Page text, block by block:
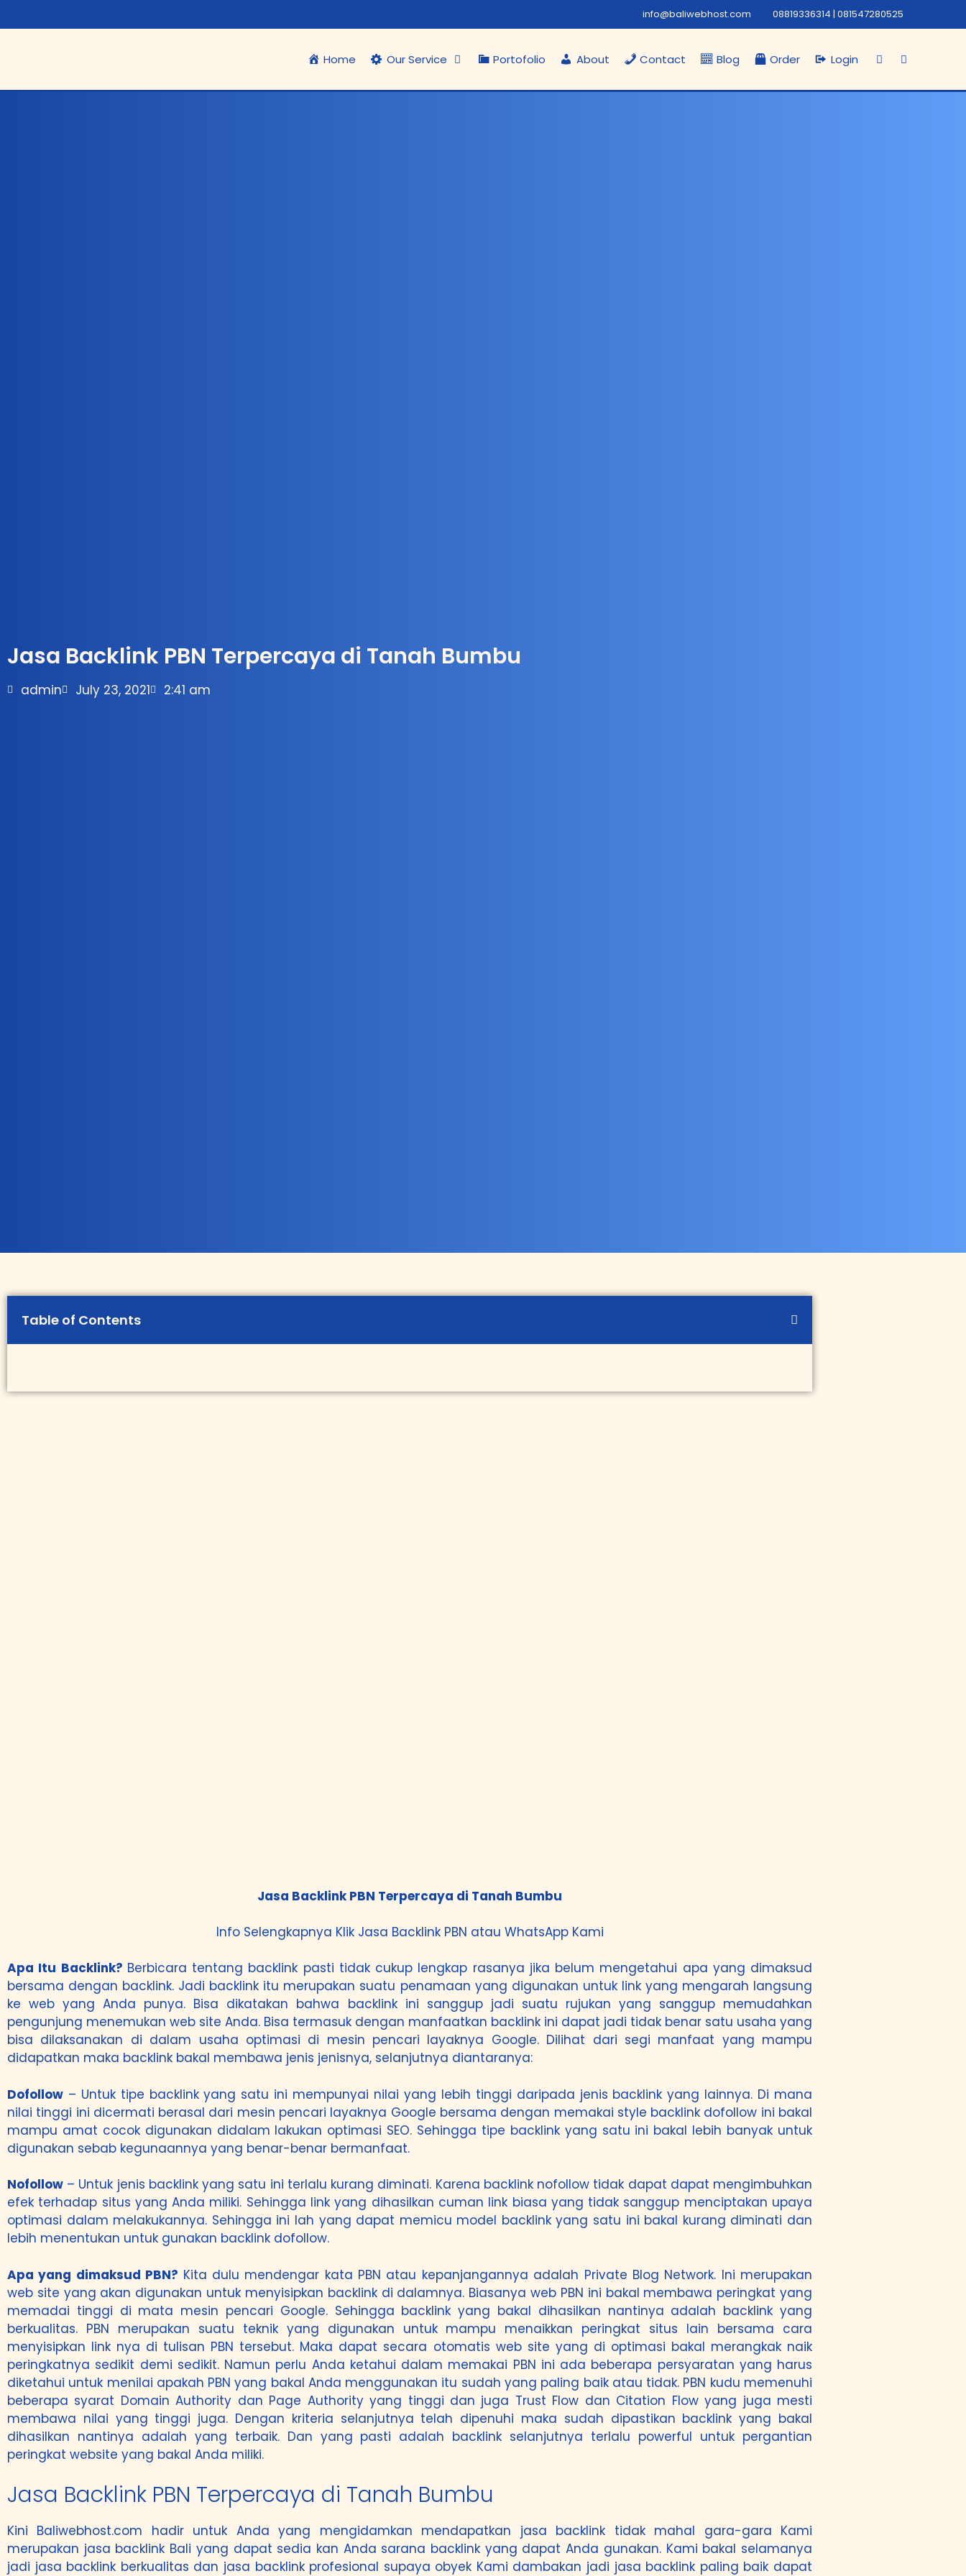
info@baliwebhost.com 08819336314 | 081547280525
Home Our Service Portofolio About Contact Blog Order Login
Jasa Backlink PBN Terpercaya di Tanah Bumbu
admin July 23, 2021 2:41 am
Table of Contents
Jasa Backlink PBN Terpercaya di Tanah Bumbu
Info Selengkapnya Klik Jasa Backlink PBN atau WhatsApp Kami
Apa Itu Backlink? Berbicara tentang backlink pasti tidak cukup lengkap rasanya jika belum mengetahui apa yang dimaksud
bersama dengan backlink. Jadi backlink itu merupakan suatu penamaan yang digunakan untuk link yang mengarah langsung
ke web yang Anda punya. Bisa dikatakan bahwa backlink ini sanggup jadi suatu rujukan yang sanggup memudahkan
pengunjung menemukan web site Anda. Bisa termasuk dengan manfaatkan backlink ini dapat jadi tidak benar satu usaha yang
bisa dilaksanakan di dalam usaha optimasi di mesin pencari layaknya Google. Dilihat dari segi manfaat yang mampu
didapatkan maka backlink bakal membawa jenis jenisnya, selanjutnya diantaranya:
Dofollow – Untuk tipe backlink yang satu ini mempunyai nilai yang lebih tinggi daripada jenis backlink yang lainnya. Di mana
nilai tinggi ini dicermati berasal dari mesin pencari layaknya Google bersama dengan memakai style backlink dofollow ini bakal
mampu amat cocok digunakan didalam lakukan optimasi SEO. Sehingga tipe backlink yang satu ini bakal lebih banyak untuk
digunakan sebab kegunaannya yang benar-benar bermanfaat.
Nofollow – Untuk jenis backlink yang satu ini terlalu kurang diminati. Karena backlink nofollow tidak dapat dapat mengimbuhkan
efek terhadap situs yang Anda miliki. Sehingga link yang dihasilkan cuman link biasa yang tidak sanggup menciptakan upaya
optimasi dalam melakukannya. Sehingga ini lah yang dapat memicu model backlink yang satu ini bakal kurang diminati dan
lebih menentukan untuk gunakan backlink dofollow.
Apa yang dimaksud PBN? Kita dulu mendengar kata PBN atau kepanjangannya adalah Private Blog Network. Ini merupakan
web site yang akan digunakan untuk menyisipkan backlink di dalamnya. Biasanya web PBN ini bakal membawa peringkat yang
memadai tinggi di mata mesin pencari Google. Sehingga backlink yang bakal dihasilkan nantinya adalah backlink yang
berkualitas. PBN merupakan suatu teknik yang digunakan untuk mampu menaikkan peringkat situs lain bersama cara
menyisipkan link nya di tulisan PBN tersebut. Maka dapat secara otomatis web site yang di optimasi bakal merangkak naik
peringkatnya sedikit demi sedikit. Namun perlu Anda ketahui dalam memakai PBN ini ada beberapa persyaratan yang harus
diketahui untuk menilai apakah PBN yang bakal Anda menggunakan itu sudah yang paling baik atau tidak. PBN kudu memenuhi
beberapa syarat Domain Authority dan Page Authority yang tinggi dan juga Trust Flow dan Citation Flow yang juga mesti
membawa nilai yang tinggi juga. Dengan kriteria selanjutnya telah dipenuhi maka sudah dipastikan backlink yang bakal
dihasilkan nantinya adalah yang terbaik. Dan yang pasti adalah backlink selanjutnya terlalu powerful untuk pergantian
peringkat website yang bakal Anda miliki.
Jasa Backlink PBN Terpercaya di Tanah Bumbu
Kini Baliwebhost.com hadir untuk Anda yang mengidamkan mendapatkan jasa backlink tidak mahal gara-gara Kami
merupakan jasa backlink Bali yang dapat sedia kan Anda sarana backlink yang dapat Anda gunakan. Kami bakal selamanya
jadi jasa backlink berkualitas dan jasa backlink profesional supaya obyek Kami dambakan jadi jasa backlink paling baik dapat